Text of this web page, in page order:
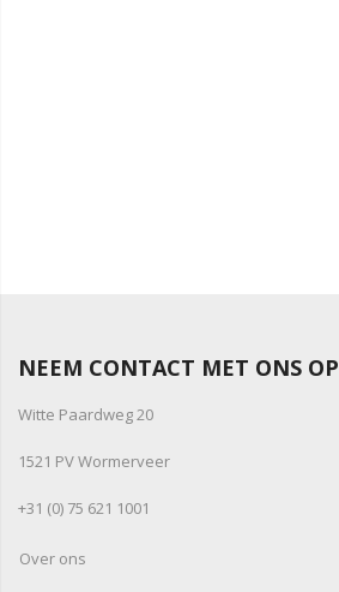
NEEM CONTACT MET ONS OP
Witte Paardweg 20
1521 PV Wormerveer
+31 (0) 75 621 1001
Over ons